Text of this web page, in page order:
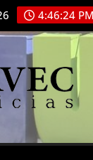
4:46:26 PM